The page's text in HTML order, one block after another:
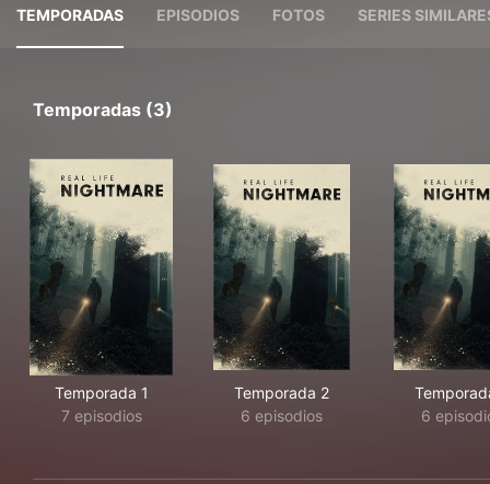
TEMPORADAS EPISODIOS FOTOS SERIES
Temporadas (3)
Temporada 1
7 episodios
Temporada 2
6 episodios
6